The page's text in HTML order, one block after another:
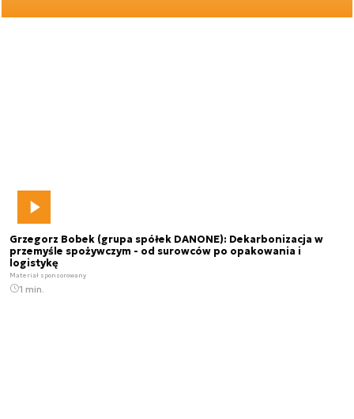
Grzegorz Bobek (grupa spółek DANONE): Dekarbonizacja w
przemyśle spożywczym - od surowców po opakowania i
logistykę
Materiał sponsorowany
1 min.